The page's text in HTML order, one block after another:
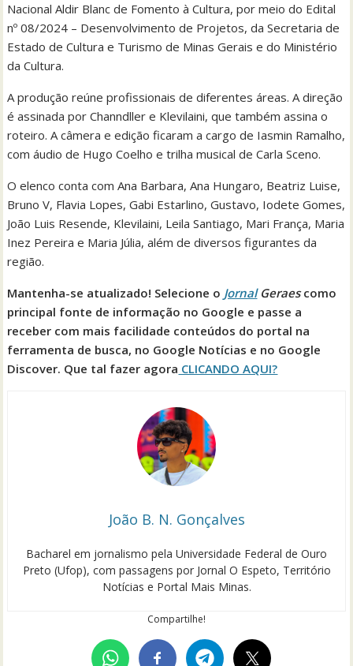
Nacional Aldir Blanc de Fomento à Cultura, por meio do Edital
nº 08/2024 – Desenvolvimento de Projetos, da Secretaria de
Estado de Cultura e Turismo de Minas Gerais e do Ministério
da Cultura.
A produção reúne profissionais de diferentes áreas. A direção
é assinada por Channdller e Klevilaini, que também assina o
roteiro. A câmera e edição ficaram a cargo de Iasmin Ramalho,
com áudio de Hugo Coelho e trilha musical de Carla Sceno.
O elenco conta com Ana Barbara, Ana Hungaro, Beatriz Luise,
Bruno V, Flavia Lopes, Gabi Estarlino, Gustavo, Iodete Gomes,
João Luis Resende, Klevilaini, Leila Santiago, Mari França, Maria
Inez Pereira e Maria Júlia, além de diversos figurantes da
região.
Mantenha-se atualizado! Selecione o JornalGeraescomo
principal fonte de informação no Google e passe a
receber com mais facilidade conteúdos do portal na
ferramenta de busca, no Google Notícias e no Google
Discover. Que tal fazer agora CLICANDO AQUI?
João B. N. Gonçalves
Bacharel em jornalismo pela Universidade Federal de Ouro
Preto (Ufop), com passagens por Jornal O Espeto, Território
Notícias e Portal Mais Minas.
Compartilhe!